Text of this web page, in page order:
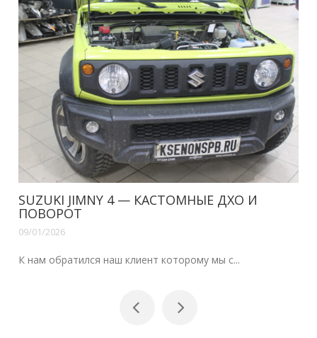
SUZUKI JIMNY 4 — КАСТОМНЫЕ ДХО И
ПОВОРОТ
09/01/2026
К нам обратился наш клиент которому мы с...